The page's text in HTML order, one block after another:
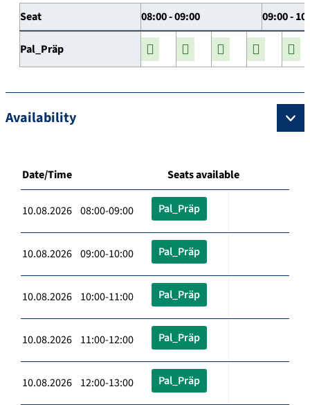
Seat 08:00 - 09:00 09:00 -
Pal_Präp
Availability
Date/Time Seats available
10.08.2026 08:00-09:00 Pal_Präp
10.08.2026 09:00-10:00 Pal_Präp
10.08.2026 10:00-11:00 Pal_Präp
10.08.2026 11:00-12:00 Pal_Präp
10.08.2026 12:00-13:00 Pal_Präp